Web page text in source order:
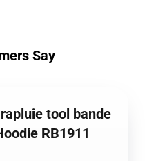
Say
tool bande
RB1911